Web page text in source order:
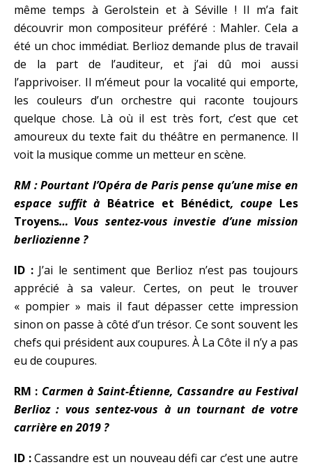
même temps à Gerolstein et à Séville ! Il m’a fait
découvrir mon compositeur préféré : Mahler. Cela a
été un choc immédiat. Berlioz demande plus de travail
de la part de l’auditeur, et j’ai dû moi aussi
l’apprivoiser. Il m’émeut pour la vocalité qui emporte,
les couleurs d’un orchestre qui raconte toujours
quelque chose. Là où il est très fort, c’est que cet
amoureux du texte fait du théâtre en permanence. Il
voit la musique comme un metteur en scène.
RM : Pourtant l’Opéra de Paris pense qu’une mise en
espace suffit à Béatrice et Bénédict, coupe Les
Troyens… Vous sentez-vous investie d’une mission
berliozienne ?
ID :J’ai le sentiment que Berlioz n’est pas toujours
apprécié à sa valeur. Certes, on peut le trouver
« pompier » mais il faut dépasser cette impression
sinon on passe à côté d’un trésor. Ce sont souvent les
chefs qui président aux coupures. À La Côte il n’y a pas
eu de coupures.
RM : Carmen à Saint-Étienne, Cassandre au Festival
Berlioz : vous sentez-vous à un tournant de votre
carrière en 2019 ?
ID :Cassandre est un nouveau défi car c’est une autre